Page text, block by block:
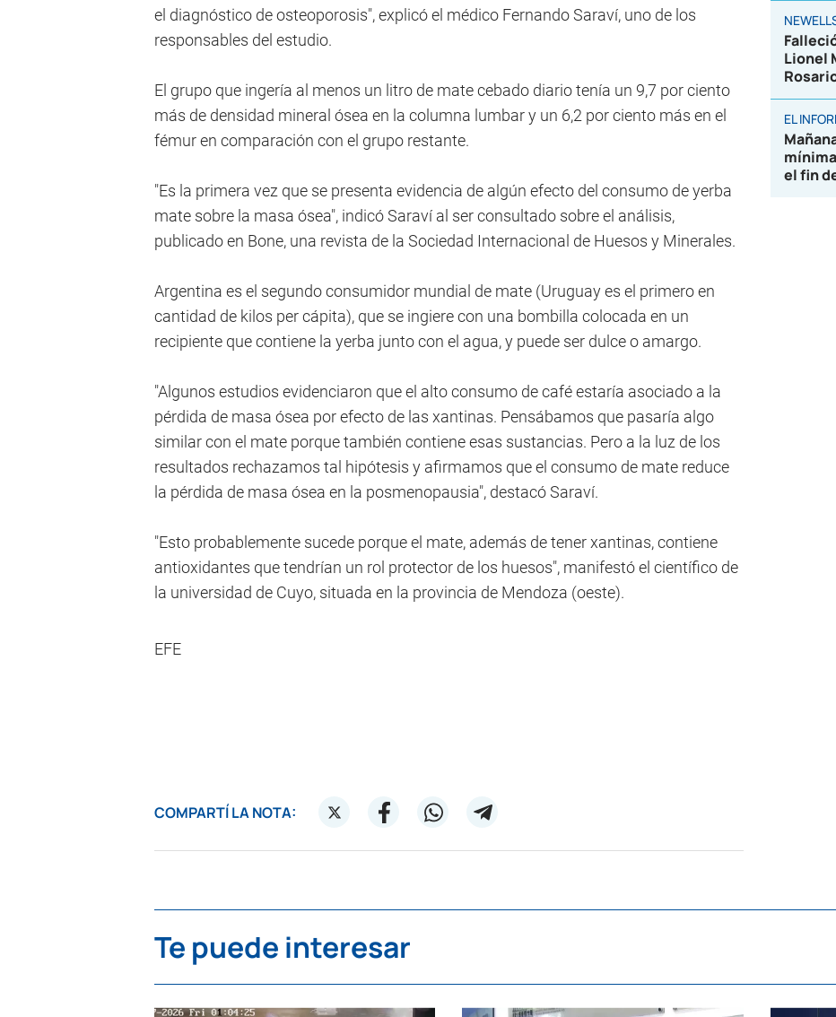
el diagnóstico de osteoporosis", explicó el médico Fernando Saraví, uno de los
responsables del estudio.
El grupo que ingería al menos un litro de mate cebado diario tenía un 9,7 por ciento
más de densidad mineral ósea en la columna lumbar y un 6,2 por ciento más en el
fémur en comparación con el grupo restante.
"Es la primera vez que se presenta evidencia de algún efecto del consumo de yerba
mate sobre la masa ósea", indicó Saraví al ser consultado sobre el análisis,
publicado en Bone, una revista de la Sociedad Internacional de Huesos y Minerales.
Argentina es el segundo consumidor mundial de mate (Uruguay es el primero en
cantidad de kilos per cápita), que se ingiere con una bombilla colocada en un
recipiente que contiene la yerba junto con el agua, y puede ser dulce o amargo.
"Algunos estudios evidenciaron que el alto consumo de café estaría asociado a la
pérdida de masa ósea por efecto de las xantinas. Pensábamos que pasaría algo
similar con el mate porque también contiene esas sustancias. Pero a la luz de los
resultados rechazamos tal hipótesis y afirmamos que el consumo de mate reduce
la pérdida de masa ósea en la posmenopausia", destacó Saraví.
"Esto probablemente sucede porque el mate, además de tener xantinas, contiene
antioxidantes que tendrían un rol protector de los huesos", manifestó el científico de
la universidad de Cuyo, situada en la provincia de Mendoza (oeste).
EFE
COMPARTÍ LA NOTA:
Lionel
EL
el fin
Te puede interesar